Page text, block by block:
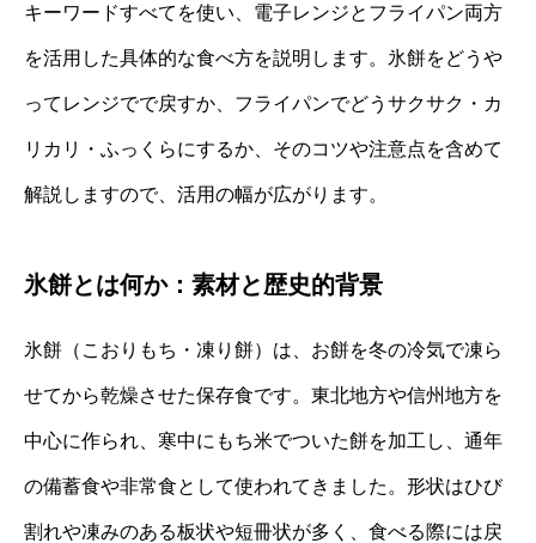
キーワードすべてを使い、電子レンジとフライパン両方
を活用した具体的な食べ方を説明します。氷餅をどうや
ってレンジでで戻すか、フライパンでどうサクサク・カ
リカリ・ふっくらにするか、そのコツや注意点を含めて
解説しますので、活用の幅が広がります。
氷餅とは何か：素材と歴史的背景
氷餅（こおりもち・凍り餅）は、お餅を冬の冷気で凍ら
せてから乾燥させた保存食です。東北地方や信州地方を
中心に作られ、寒中にもち米でついた餅を加工し、通年
の備蓄食や非常食として使われてきました。形状はひび
割れや凍みのある板状や短冊状が多く、食べる際には戻